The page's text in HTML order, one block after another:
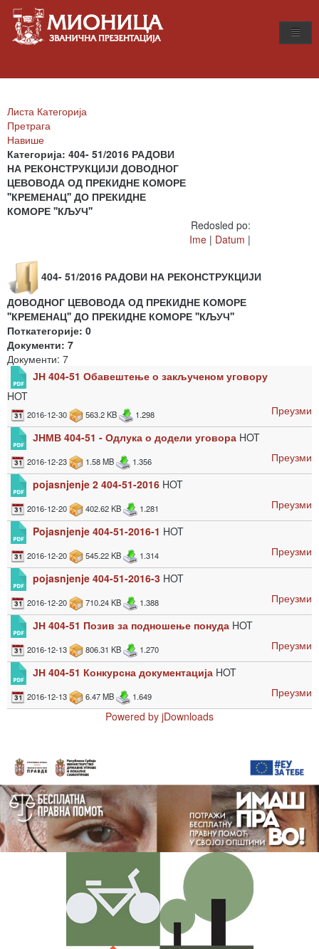
Листа Категорија
Претрага
Навише
Категорија: 404- 51/2016 РАДОВИ
НА РЕКОНСТРУКЦИЈИ ДОВОДНОГ
ЦЕВОВОДА ОД ПРЕКИДНЕ КОМОРЕ
''КРЕМЕНАЦ'' ДО ПРЕКИДНЕ
КОМОРЕ ''КЉУЧ''
Redosled po:
Ime | Datum |
404- 51/2016 РАДОВИ НА РЕКОНСТРУКЦИЈИ
ДОВОДНОГ ЦЕВОВОДА ОД ПРЕКИДНЕ КОМОРЕ
''КРЕМЕНАЦ'' ДО ПРЕКИДНЕ КОМОРЕ ''КЉУЧ''
Поткатегорије: 0
Документи: 7
Документи: 7
ЈН 404-51 Обавештење о закљученом уговору
HOT
2016-12-30 563.2 KB 1.298
Преузми
ЈНМВ 404-51 - Одлука о додели уговора HOT
2016-12-23 1.58 MB 1.356
Преузми
pojasnjenje 2 404-51-2016 HOT
2016-12-20 402.62 KB 1.281
Преузми
Pojasnjenje 404-51-2016-1 HOT
2016-12-20 545.22 KB 1.314
Преузми
pojasnjenje 404-51-2016-3 HOT
2016-12-20 710.24 KB 1.388
Преузми
ЈН 404-51 Позив за подношење понуда HOT
2016-12-13 806.31 KB 1.270
Преузми
ЈН 404-51 Конкурсна документација HOT
2016-12-13 6.47 MB 1.649
Преузми
Powered by jDownloads